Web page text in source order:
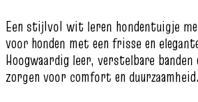
Een stijlvol wit leren hondentuigje
voor honden met een frisse en
Hoogwaardig leer, verstelbare banden
zorgen voor comfort en duurzaamheid.